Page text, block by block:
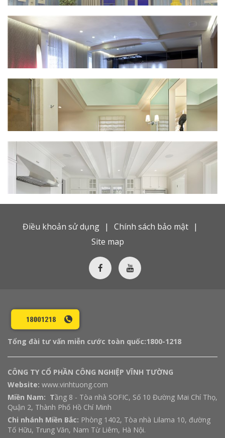
Điều khoản sử dụng
Chính sách bảo mật
Site map
Tổng đài tư vấn miễn cước toàn quốc:1800-1218
CÔNG TY CỔ PHẦN CÔNG NGHIỆP VĨNH TƯỜNG
Website: www.vinhtuong.com
Miền Nam: Tầng 8 - Tòa nhà SOFIC, Số 10 Đường Mai Chí Thọ,
Quận 2, Thành Phố Hồ Chí Minh
Chi nhánh Miền Bắc: Phòng 1402, Tòa nhà Lilama 10, đường
Tố Hữu, Trung Văn, Nam Từ Liêm, Hà Nội.